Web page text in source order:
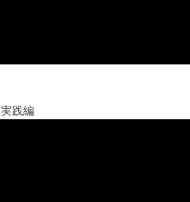
践編